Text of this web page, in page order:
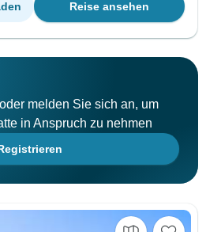
Reise ansehen
melden Sie sich an, um
in Anspruch zu nehmen